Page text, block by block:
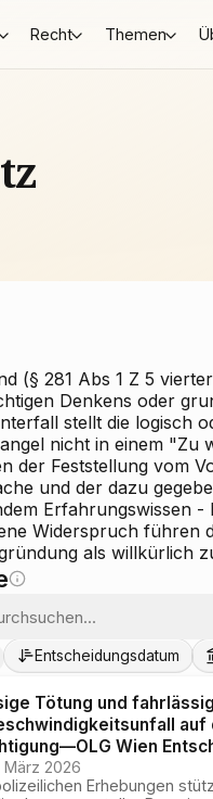
Recht Themen
(§ 281 Abs 1 Z 5
Denkens oder
stellt die logisch
nicht in einem "Zu
der Feststellung vom
und der dazu
Erfahrungswissen
Widerspruch führen
als willkürlich
Entscheidungsdatum
Tötung und
—OLG Wien
März 2026
Erhebungen